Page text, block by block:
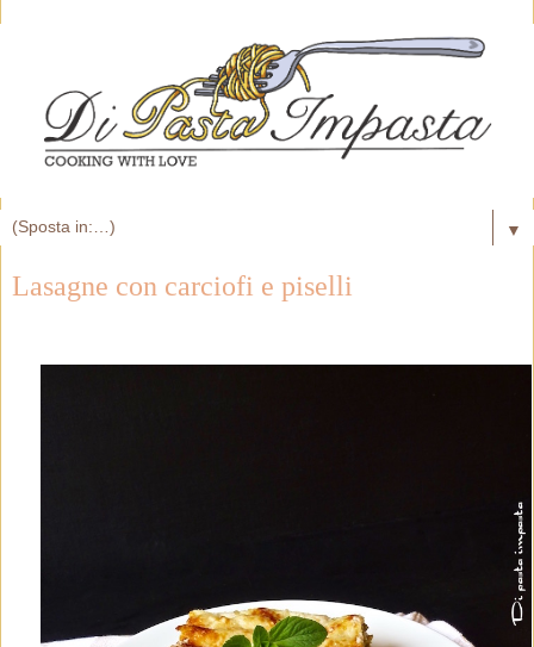
▼
Lasagne con carciofi e piselli